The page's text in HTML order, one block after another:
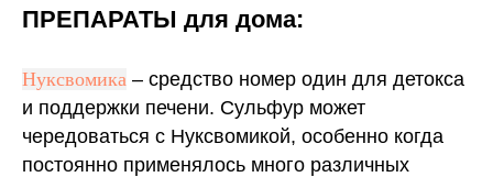
ПРЕПАРАТЫ для дома:
Нуксвомика – средство номер один для детокса
и поддержки печени. Сульфур может
чередоваться с Нуксвомикой, особенно когда
постоянно применялось много различных